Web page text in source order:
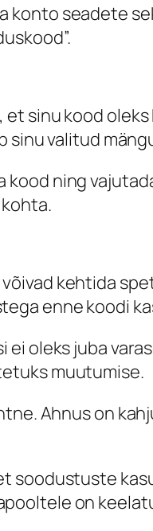
konto seadete
sinu kood
sinu valitud
kood ning
kehtida
enne koodi
ei oleks juba
muutumise.
Ahnus on
soodustuste
on